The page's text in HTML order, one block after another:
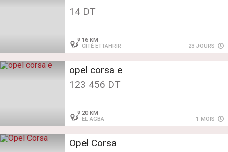
14 DT
16 KM
CITÉ ETTAHRIR
23 JOURS
opel corsa e
123 456 DT
20 KM
EL AGBA
1 MOIS
Opel Corsa